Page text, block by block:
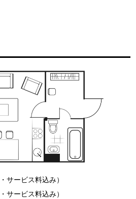
サービス料込み）
サービス料込み）